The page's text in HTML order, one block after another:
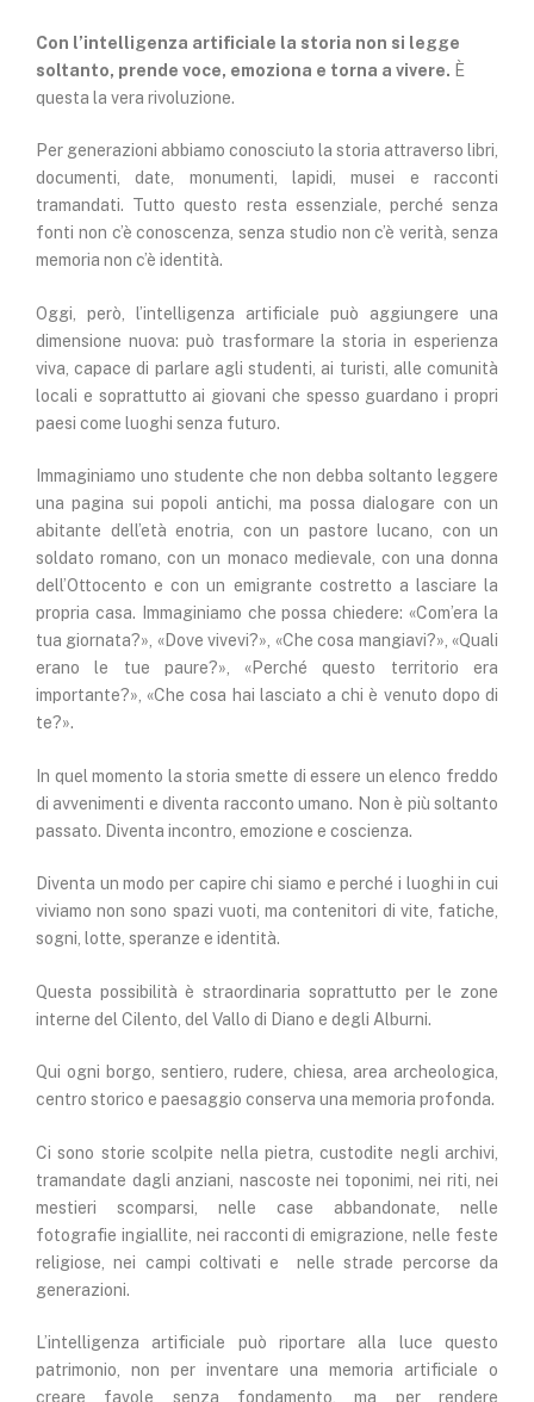
Con l’intelligenza artificiale la storia non si legge
soltanto, prende voce, emoziona e torna a vivere. È
questa la vera rivoluzione.
Per generazioni abbiamo conosciuto la storia attraverso libri,
documenti, date, monumenti, lapidi, musei e racconti
tramandati. Tutto questo resta essenziale, perché senza
fonti non c’è conoscenza, senza studio non c’è verità, senza
memoria non c’è identità.
Oggi, però, l’intelligenza artificiale può aggiungere una
dimensione nuova: può trasformare la storia in esperienza
viva, capace di parlare agli studenti, ai turisti, alle comunità
locali e soprattutto ai giovani che spesso guardano i propri
paesi come luoghi senza futuro.
Immaginiamo uno studente che non debba soltanto leggere
una pagina sui popoli antichi, ma possa dialogare con un
abitante dell’età enotria, con un pastore lucano, con un
soldato romano, con un monaco medievale, con una donna
dell’Ottocento e con un emigrante costretto a lasciare la
propria casa. Immaginiamo che possa chiedere: «Com’era la
tua giornata?», «Dove vivevi?», «Che cosa mangiavi?», «Quali
erano le tue paure?», «Perché questo territorio era
importante?», «Che cosa hai lasciato a chi è venuto dopo di
te?».
In quel momento la storia smette di essere un elenco freddo
di avvenimenti e diventa racconto umano. Non è più soltanto
passato. Diventa incontro, emozione e coscienza.
Diventa un modo per capire chi siamo e perché i luoghi in cui
viviamo non sono spazi vuoti, ma contenitori di vite, fatiche,
sogni, lotte, speranze e identità.
Questa possibilità è straordinaria soprattutto per le zone
interne del Cilento, del Vallo di Diano e degli Alburni.
Qui ogni borgo, sentiero, rudere, chiesa, area archeologica,
centro storico e paesaggio conserva una memoria profonda.
Ci sono storie scolpite nella pietra, custodite negli archivi,
tramandate dagli anziani, nascoste nei toponimi, nei riti, nei
mestieri scomparsi, nelle case abbandonate, nelle
fotografie ingiallite, nei racconti di emigrazione, nelle feste
religiose, nei campi coltivati e nelle strade percorse da
generazioni.
L’intelligenza artificiale può riportare alla luce questo
patrimonio, non per inventare una memoria artificiale o
creare favole senza fondamento, ma per rendere